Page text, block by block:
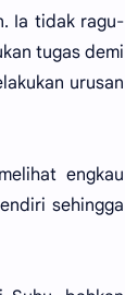
Ia tidak ragu-
tugas demi
urusan
engkau
sehingga